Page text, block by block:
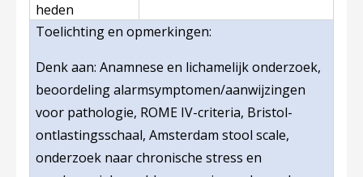
heden
Toelichting en opmerkingen:
Denk aan: Anamnese en lichamelijk onderzoek,
beoordeling alarmsymptomen/aanwijzingen
voor pathologie, ROME IV-criteria, Bristol-
ontlastingsschaal, Amsterdam stool scale,
onderzoek naar chronische stress en